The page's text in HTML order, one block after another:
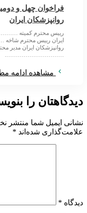
فراخوان چهل و
روانپزشکان ایران
رییس محترم کمیته
ایران رییس محترم
روانپزشکان ایران مدیر
………………………….
مشاهده ادامه
دیدگاهتان را
نشانی ایمیل شما منتشر
علامت‌گذاری شده‌اند *
دیدگاه *